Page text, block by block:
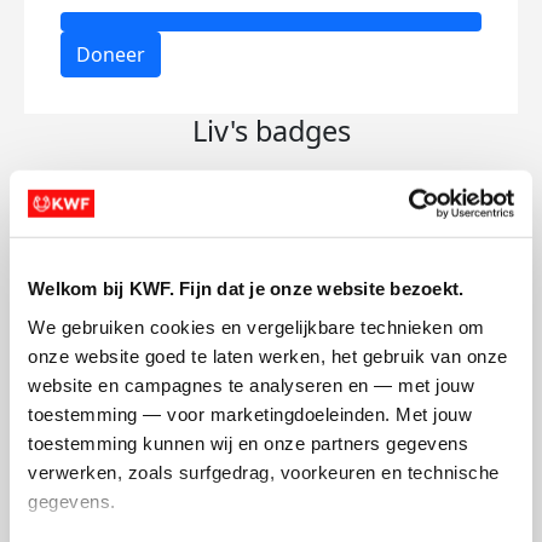
Welkom bij KWF. Fijn dat je onze website bezoekt.
We gebruiken cookies en vergelijkbare technieken om
onze website goed te laten werken, het gebruik van onze
website en campagnes te analyseren en — met jouw
toestemming — voor marketingdoeleinden. Met jouw
toestemming kunnen wij en onze partners gegevens
verwerken, zoals surfgedrag, voorkeuren en technische
gegevens.
Doneer
Liv's badges